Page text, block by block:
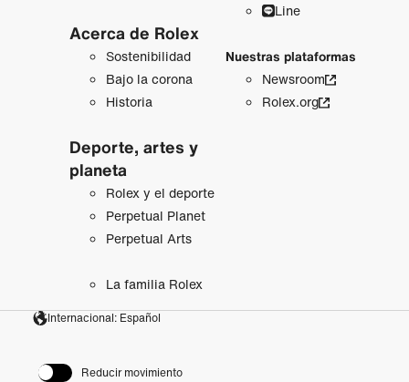
Acerca de Rolex
Sostenibilidad
Bajo la corona
Historia
Deporte, artes y
planeta
Rolex y el deporte
Perpetual Planet
Perpetual Arts
La familia Rolex
Line
Nuestras plataformas
Newsroom
Rolex.org
Internacional: Español
Reducir movimiento